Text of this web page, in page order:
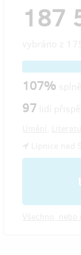
187
107%
97